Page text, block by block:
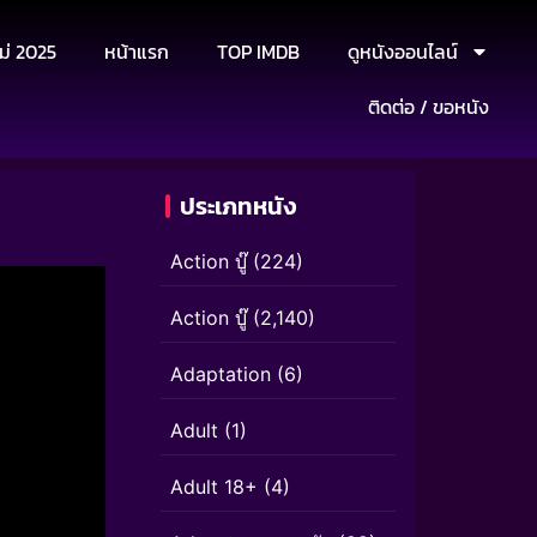
2025 หน้าแรก TOP IMDB
ดูหนังออนไลน์
ติดต่อ / ขอหนัง
ประเภทหนัง
Action บู๊(224)
Action บู๊(2,140)
Adaptation (6)
Adult (1)
Adult 18+ (4)